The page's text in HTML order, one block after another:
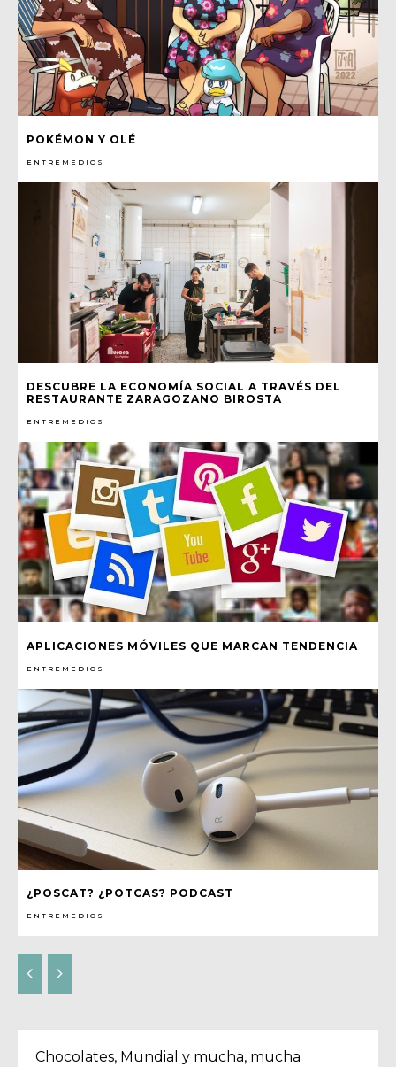
POKÉMON Y OLÉ
ENTREMEDIOS
DESCUBRE LA ECONOMÍA SOCIAL A TRAVÉS DEL
RESTAURANTE ZARAGOZANO BIROSTA
ENTREMEDIOS
APLICACIONES MÓVILES QUE MARCAN TENDENCIA
ENTREMEDIOS
¿POSCAT? ¿POTCAS? PODCAST
ENTREMEDIOS
Chocolates, Mundial y mucha, mucha